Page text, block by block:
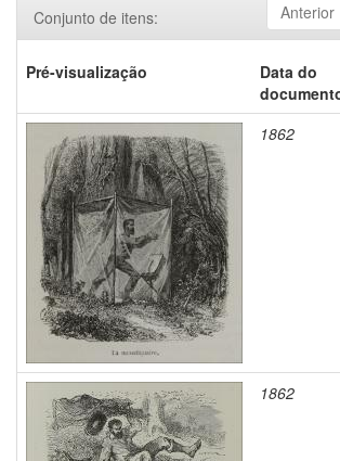
Anterior
Conjunto de itens:
Pré-visualização
Data do
1862
1862